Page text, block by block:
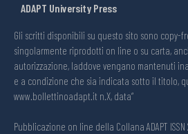
ADAPT University Press
Gli scritti disponibili su questo sito sono copy-
singolarmente riprodotti on line o su carta,
autorizzazione, laddove vengano mantenuti
e a condizione che sia indicata sotto il titolo,
www.bollettinoadapt.it n.X, data“
Pubblicazione on line della Collana ADAPT ISSN